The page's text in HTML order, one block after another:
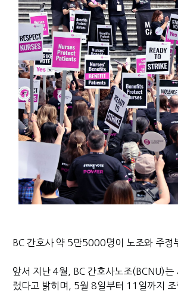
BC 간호사 약 5만5000명이 노조와 주
앞서 지난 4월, BC 간호사노조(BCNU)
렀다고 밝히며, 5월 8일부터 11일까지